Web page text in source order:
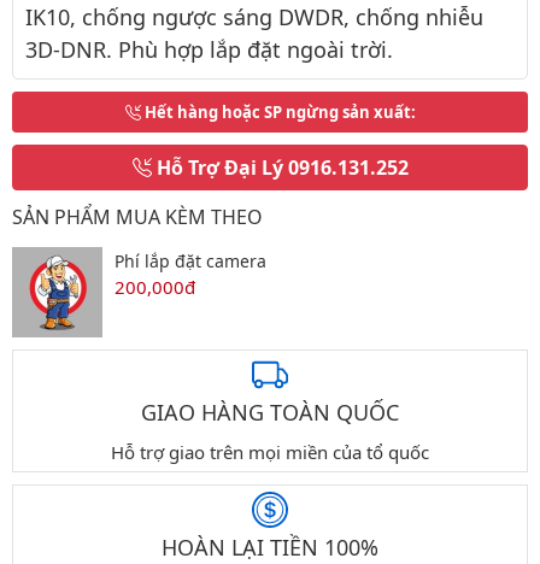
IK10, chống ngược sáng DWDR, chống nhiễu
3D-DNR. Phù hợp lắp đặt ngoài trời.
Hết hàng hoặc SP ngừng sản xuất:
Hỗ Trợ Đại Lý0916.131.252
SẢN PHẨM MUA KÈM THEO
Phí lắp đặt camera
200,000đ
GIAO HÀNG TOÀN QUỐC
Hỗ trợ giao trên mọi miền của tổ quốc
HOÀN LẠI TIỀN 100%